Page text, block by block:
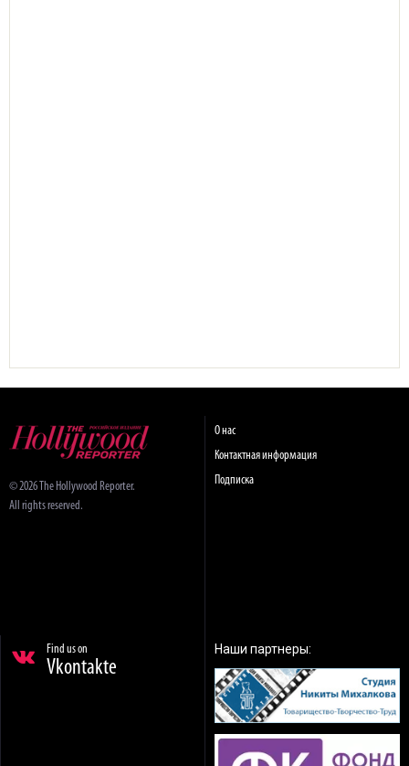
© 2026 The Hollywood Reporter.
All rights reserved.
О нас
Контактная информация
Подписка
Find us on
Vkontakte
Наши партнеры: